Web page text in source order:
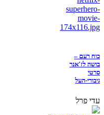
כוח רעם –
בושה לז'אנר
סרטי
גיבורי-העל
עדי פרל